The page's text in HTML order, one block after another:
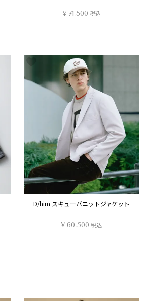
¥71,500 税込
D/him スキューバニットジャケット
¥60,500 税込